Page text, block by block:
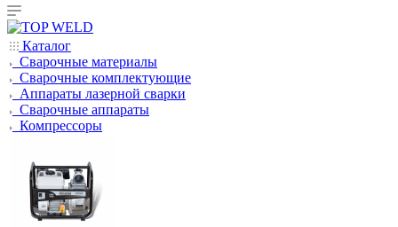
Каталог
Сварочные материалы
Сварочные комплектующие
Аппараты лазерной сварки
Сварочные аппараты
Компрессоры